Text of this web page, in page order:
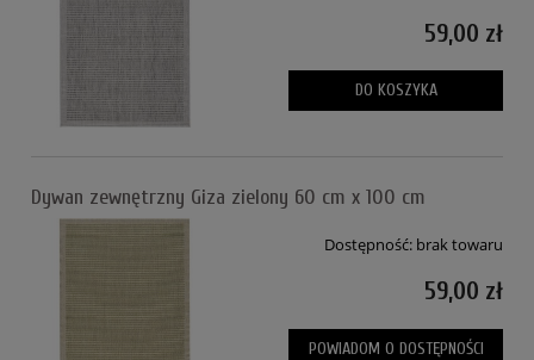
59,00 zł
DO KOSZYKA
Dywan zewnętrzny Giza zielony 60 cm x 100 cm
Dostępność: brak towaru
59,00 zł
POWIADOM O DOSTĘPNOŚCI